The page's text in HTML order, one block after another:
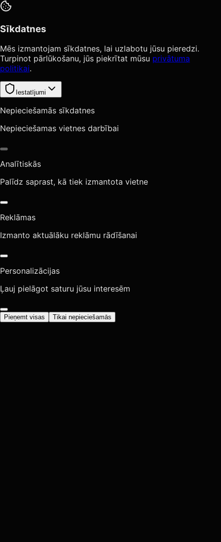
Sīkdatnes
Mēs izmantojam sīkdatnes, lai uzlabotu jūsu pieredzi.
Turpinot pārlūkošanu, jūs piekrītat mūsu privātuma
politikai.
Iestatījumi
Nepieciešamās sīkdatnes
Nepieciešamas vietnes darbībai
Analītiskās
Palīdz saprast, kā tiek izmantota vietne
Reklāmas
Izmanto aktuālāku reklāmu rādīšanai
Personalizācijas
Ļauj pielāgot saturu jūsu interesēm
Pieņemt visas Tikai nepieciešamās